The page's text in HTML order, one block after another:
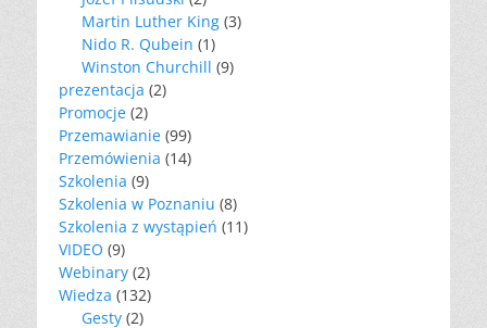
Martin Luther King (3)
Nido R. Qubein (1)
Winston Churchill (9)
prezentacja (2)
Promocje (2)
Przemawianie (99)
Przemówienia (14)
Szkolenia (9)
Szkolenia w Poznaniu (8)
Szkolenia z wystąpień (11)
VIDEO (9)
Webinary (2)
Wiedza (132)
Gesty (2)